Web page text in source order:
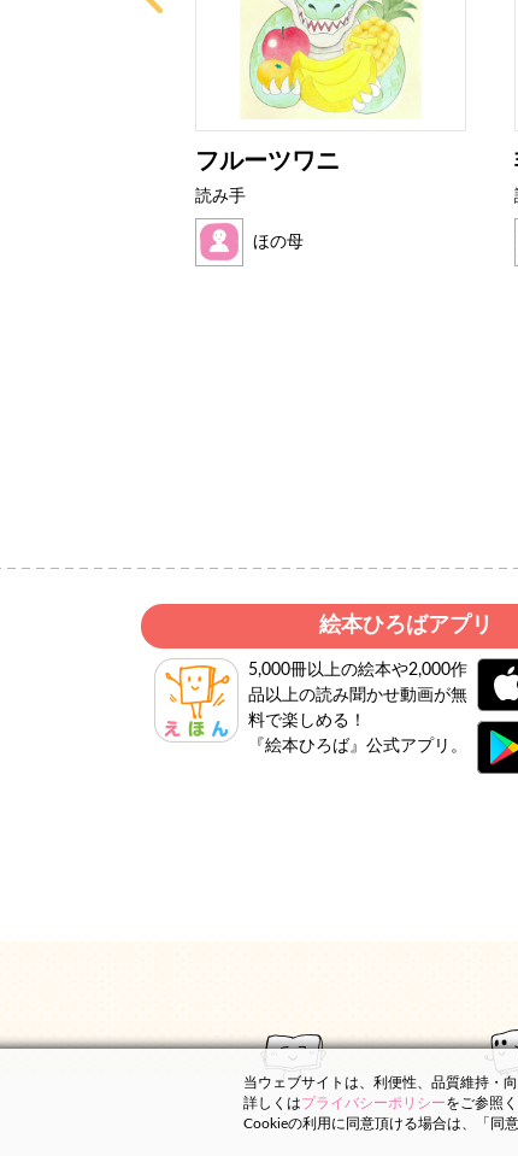
フルーツワニ
読み手
ほの母
絵本ひろばアプリ
5,000冊以上の絵本や2,000作
品以上の読み聞かせ動画が無
料で楽しめる！
『絵本ひろば』公式アプリ。
当ウェブサイトは、利便性、品質維持・
詳しくはプライバシーポリシーをご参照く
Cookieの利用に同意頂ける場合は、「同